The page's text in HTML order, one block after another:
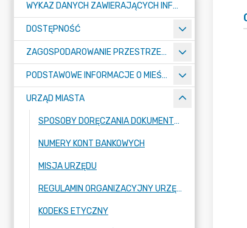
WYKAZ DANYCH ZAWIERAJĄCYCH INFORMACJE O ŚRODOWISKU I JEGO OCHRONIE
DOSTĘPNOŚĆ
ZAGOSPODAROWANIE PRZESTRZENNE
PODSTAWOWE INFORMACJE O MIEŚCIE
URZĄD MIASTA
SPOSOBY DORĘCZANIA DOKUMENTÓW DO URZĘDU MIASTA RADZIONKÓW
NUMERY KONT BANKOWYCH
MISJA URZĘDU
REGULAMIN ORGANIZACYJNY URZĘDU
KODEKS ETYCZNY